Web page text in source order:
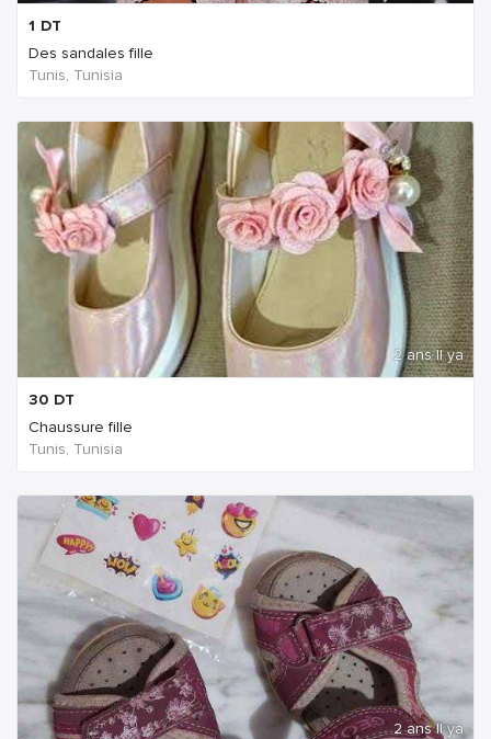
1 DT
Des sandales fille
Tunis, Tunisia
2 ans Il ya
30 DT
Chaussure fille
Tunis, Tunisia
2 ans Il ya